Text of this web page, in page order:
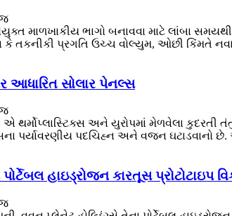
માળખાકીય ભાગો બનાવવા માટે લાંબા સમયથી
કે તકનીકી પ્રગતિ ઉચ્ચ વોલ્યુમ, ઓછી કિંમતે
આધારિત સોલાર પેનલ્સ
એ થર્મોપ્લાસ્ટિક્સ અને યુરોપમાં મેળવેલા કુદરતી
પર્યાવરણીય પદચિહ્ન અને વજન ઘટાડવાનો
હાઇડ્રોજન કારતૂસ પ્રોટોટાઇપ